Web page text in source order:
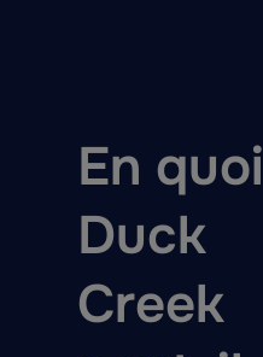
En quoi
Duck
Creek